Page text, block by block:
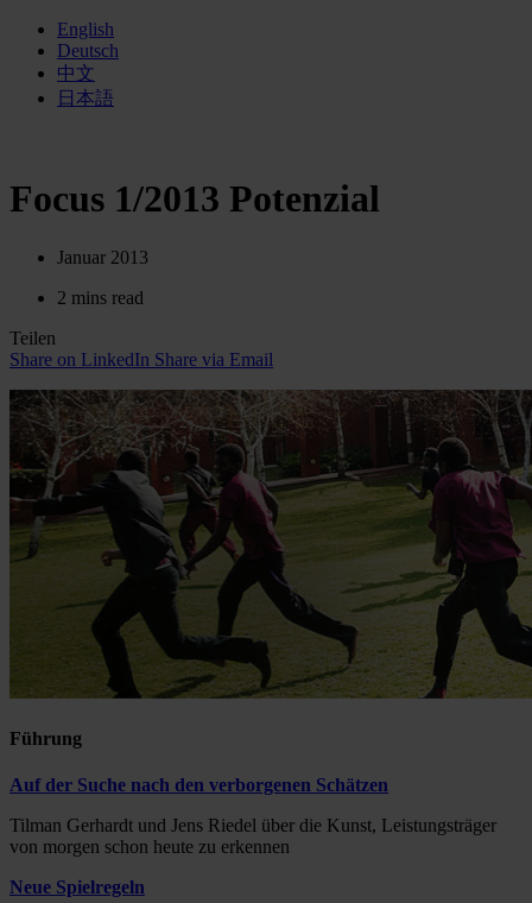
English
Deutsch
中文
日本語
Focus 1/2013 Potenzial
Januar 2013
2 mins read
Teilen
Share on LinkedIn Share via Email
Führung
Auf der Suche nach den verborgenen Schätzen
Tilman Gerhardt und Jens Riedel über die Kunst, Leistungsträger
von morgen schon heute zu erkennen
Neue Spielregeln